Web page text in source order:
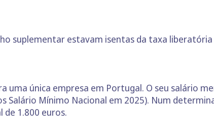
suplementar estavam isentas da taxa liberatória
única empresa em Portugal. O seu salário
Salário Mínimo Nacional em 2025). Num
1.800 euros.